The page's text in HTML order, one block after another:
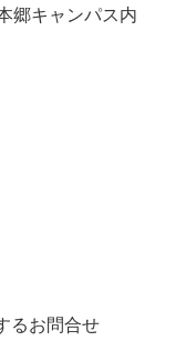
郷キャンパス内
るお問合せ